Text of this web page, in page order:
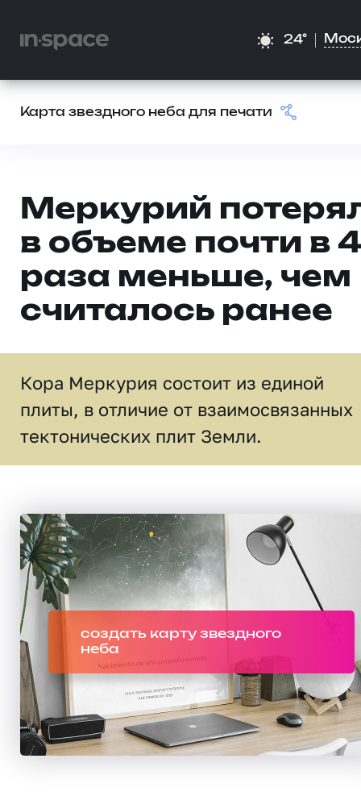
24°
Карта звездного неба для печати
Меркурий
в объеме почти в 4
раза меньше, чем
считалось ранее
Кора Меркурия состоит из единой
плиты, в отличие от взаимосвязанных
тектонических плит Земли.
создать карту звездного
неба